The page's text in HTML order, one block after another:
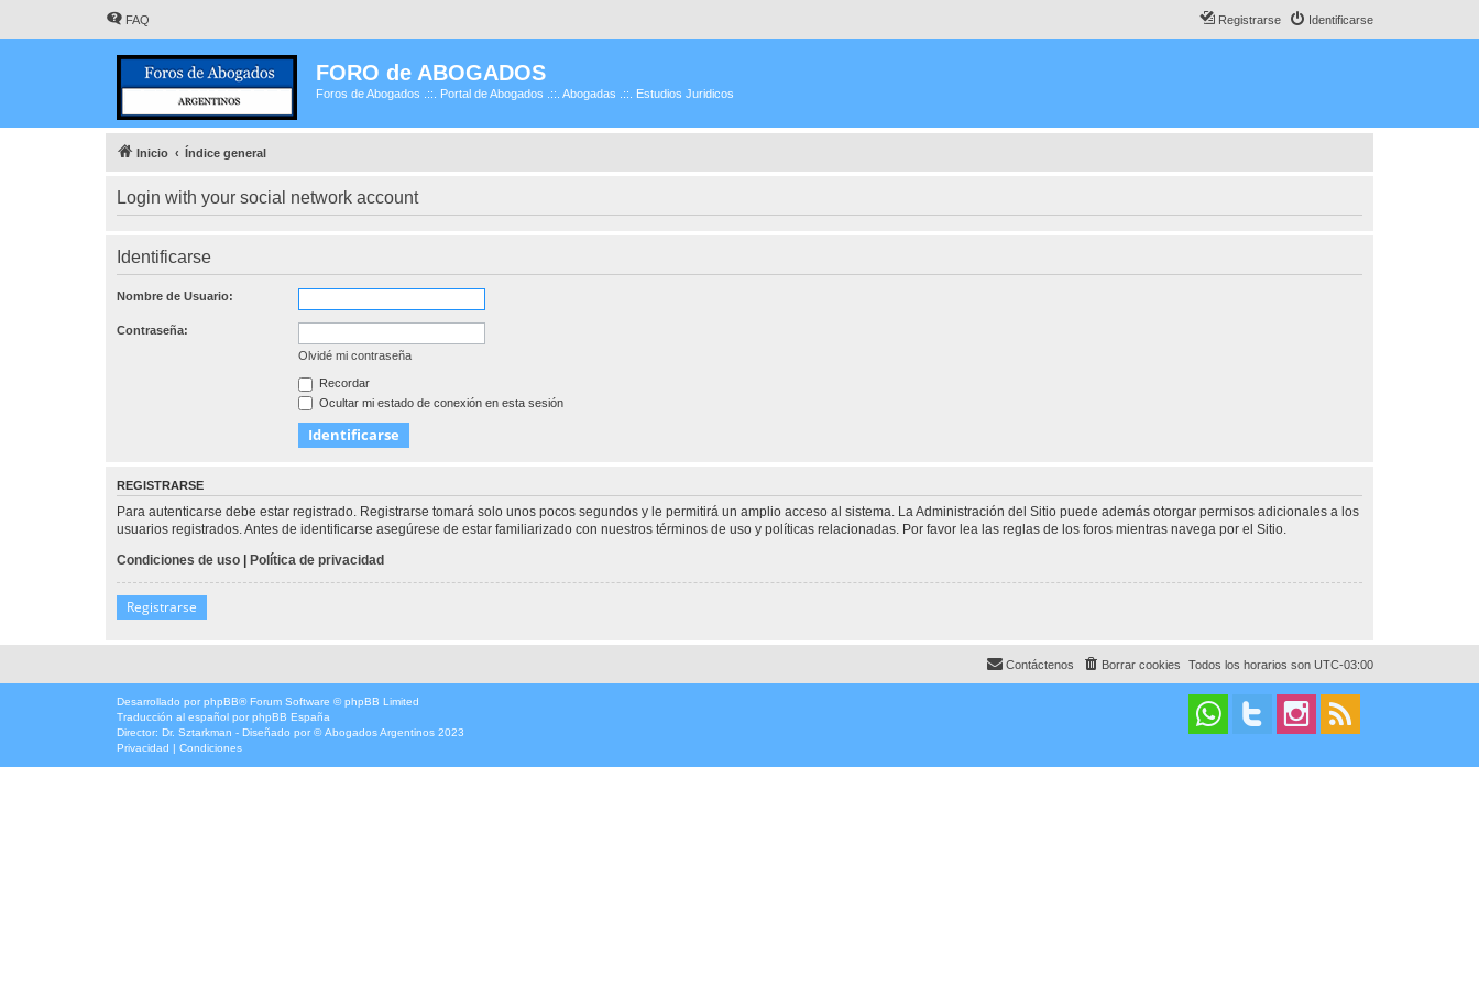
FAQ Identificarse
Registrarse
FORO de ABOGADOS
Foros de Abogados .::. Portal de Abogados .::. Abogadas .::. Estudios Juridicos
Inicio Índice general
Login with your social network account
Identificarse
Nombre de Usuario:
Contraseña:
Olvidé mi contraseña
Recordar
Ocultar mi estado de conexión en esta sesión
REGISTRARSE
Para autenticarse debe estar registrado. Registrarse tomará solo unos pocos segundos y le permitirá un amplio acceso al sistema. La Administración del Sitio puede además otorgar permisos adicionales a los
usuarios registrados. Antes de identificarse asegúrese de estar familiarizado con nuestros términos de uso y políticas relacionadas. Por favor lea las reglas de los foros mientras navega por el Sitio.
Condiciones de uso | Política de privacidad
Registrarse
Todos los horarios son UTC-03:00
Borrar cookies
Contáctenos
Desarrollado por phpBB® Forum Software © phpBB Limited
Traducción al español por phpBB España
Director: Dr. Sztarkman - Diseñado por ©Abogados Argentinos 2023
Privacidad | Condiciones